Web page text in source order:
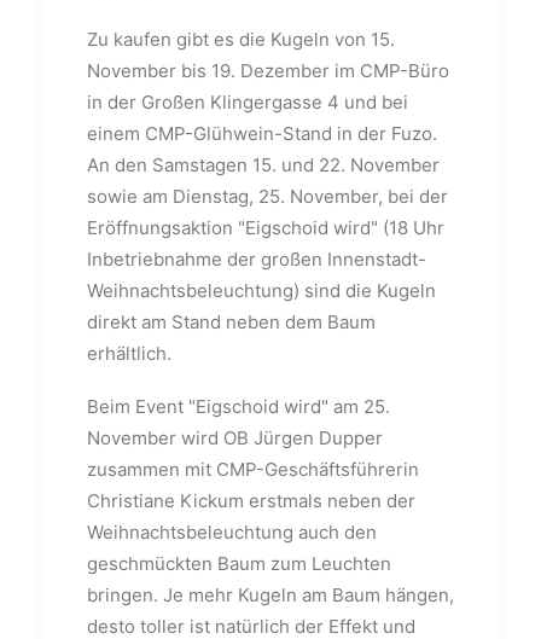
Zu kaufen gibt es die Kugeln von 15.
November bis 19. Dezember im CMP-Büro
in der Großen Klingergasse 4 und bei
einem CMP-Glühwein-Stand in der Fuzo.
An den Samstagen 15. und 22. November
sowie am Dienstag, 25. November, bei der
Eröffnungsaktion "Eigschoid wird" (18 Uhr
Inbetriebnahme der großen Innenstadt-
Weihnachtsbeleuchtung) sind die Kugeln
direkt am Stand neben dem Baum
erhältlich.
Beim Event "Eigschoid wird" am 25.
November wird OB Jürgen Dupper
zusammen mit CMP-Geschäftsführerin
Christiane Kickum erstmals neben der
Weihnachtsbeleuchtung auch den
geschmückten Baum zum Leuchten
bringen. Je mehr Kugeln am Baum hängen,
desto toller ist natürlich der Effekt und